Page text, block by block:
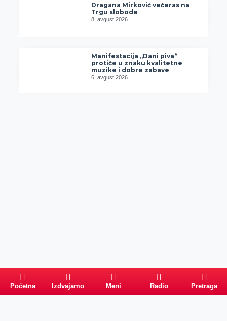
Dragana Mirković večeras na
Trgu slobode
8. avgust 2026.
Manifestacija „Dani piva“
protiče u znaku kvalitetne
muzike i dobre zabave
6. avgust 2026.
Početna Izdvajamo Meni Radio Pretraga